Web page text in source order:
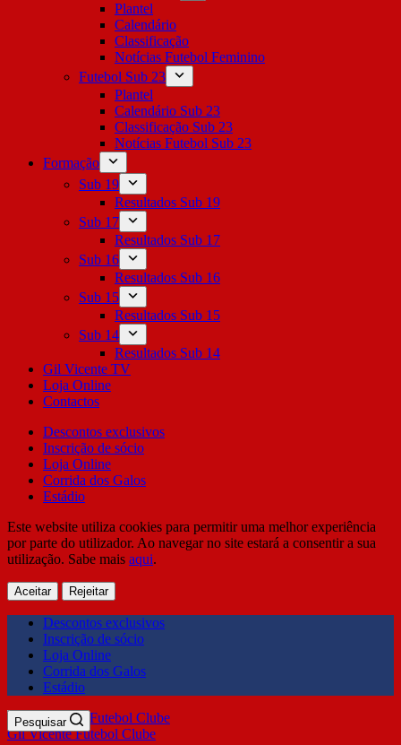
Plantel
Calendário
Classificação
Notícias Futebol Feminino
Futebol Sub 23
Plantel
Calendário Sub 23
Classificação Sub 23
Notícias Futebol Sub 23
Formação
Sub 19
Resultados Sub 19
Sub 17
Resultados Sub 17
Sub 16
Resultados Sub 16
Sub 15
Resultados Sub 15
Sub 14
Resultados Sub 14
Gil Vicente TV
Loja Online
Contactos
Descontos exclusivos
Inscrição de sócio
Loja Online
Corrida dos Galos
Estádio
Este website utiliza cookies para permitir uma melhor experiência
por parte do utilizador. Ao navegar no site estará a consentir a sua
utilização. Sabe mais aqui.
Aceitar Rejeitar
Descontos exclusivos
Inscrição de sócio
Loja Online
Corrida dos Galos
Estádio
Gil Vicente Futebol Clube
Pesquisar